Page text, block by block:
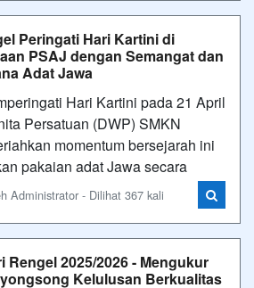
Peringati Hari Kartini di
PSAJ dengan Semangat dan
Adat Jawa
Hari Kartini pada 21 April
Persatuan (DWP) SMKN
momentum bersejarah ini
pakaian adat Jawa secara
Administrator - Dilihat 367 kali
Rengel 2025/2026 - Mengukur
Kelulusan Berkualitas